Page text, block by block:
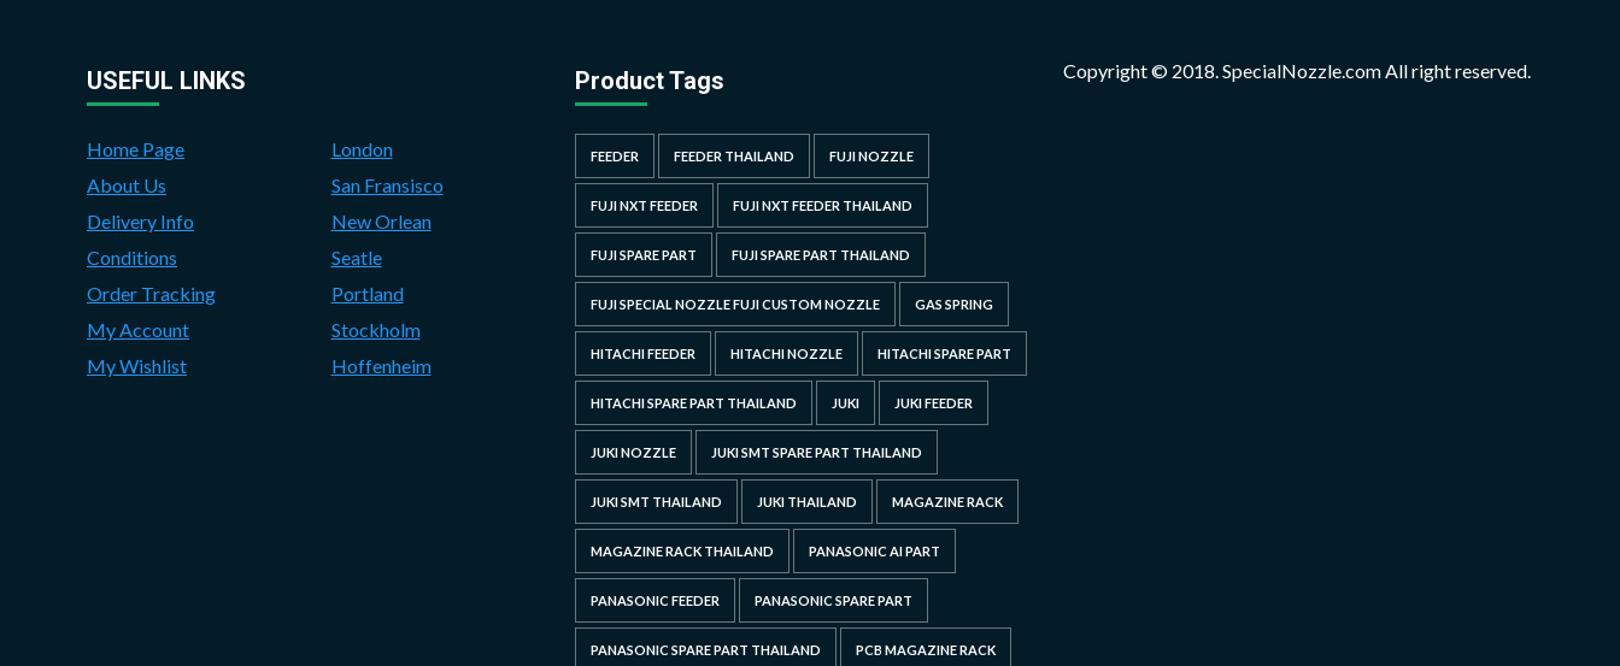
USEFUL LINKS
Home Page
About Us
Delivery Info
Conditions
Order Tracking
My Account
My Wishlist
London
San Fransisco
New Orlean
Seatle
Portland
Stockholm
Hoffenheim
Product Tags
FEEDER FEEDER THAILAND FUJI NOZZLE
FUJI NXT FEEDER FUJI NXT FEEDER THAILAND
FUJI SPARE PART FUJI SPARE PART THAILAND
FUJI SPECIAL NOZZLE FUJI CUSTOM NOZZLE GAS SPRING
HITACHI FEEDER HITACHI NOZZLE HITACHI SPARE PART
HITACHI SPARE PART THAILAND JUKI JUKI FEEDER
JUKI NOZZLE JUKI SMT SPARE PART THAILAND
JUKI SMT THAILAND JUKI THAILAND MAGAZINE RACK
MAGAZINE RACK THAILAND PANASONIC AI PART
PANASONIC FEEDER PANASONIC SPARE PART
PANASONIC SPARE PART THAILAND PCB MAGAZINE RACK
Copyright © 2018. SpecialNozzle.com All right reserved.